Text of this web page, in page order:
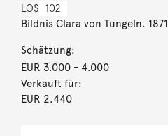
LOS 102
Bildnis Clara von Tüngeln. 1871
Schätzung:
EUR 3.000- 4.000
Verkauft für:
EUR 2.440